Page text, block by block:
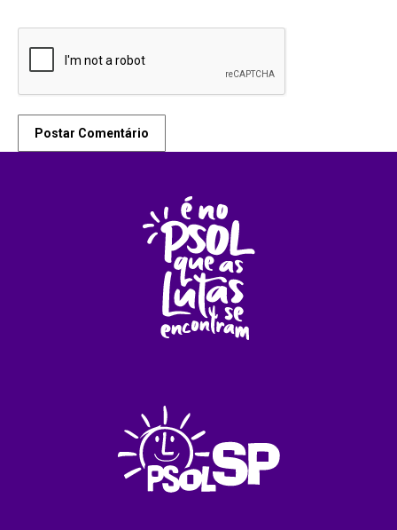
Postar Comentário